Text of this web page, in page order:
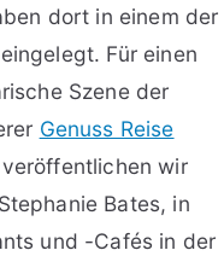
dort in einem der
Für einen
Szene der
Genuss Reise
wir
Bates, in
und -Cafés in der